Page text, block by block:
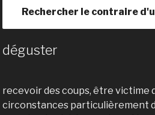
Rechercher le contraire
déguster
recevoir des coups, être victime
circonstances particulièrement